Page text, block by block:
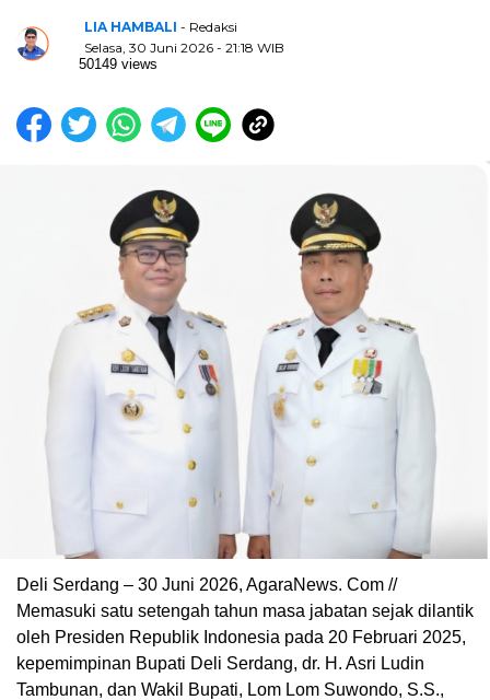
LIA HAMBALI - Redaksi
Selasa, 30 Juni 2026 - 21:18 WIB
50149 views
Deli Serdang – 30 Juni 2026, AgaraNews. Com //
Memasuki satu setengah tahun masa jabatan sejak dilantik
oleh Presiden Republik Indonesia pada 20 Februari 2025,
kepemimpinan Bupati Deli Serdang, dr. H. Asri Ludin
Tambunan, dan Wakil Bupati, Lom Lom Suwondo, S.S.,